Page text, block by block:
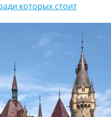
которых стоит